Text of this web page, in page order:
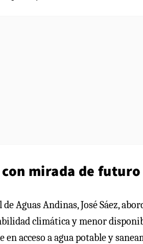
mirada de futuro
Aguas Andinas, José Sáez,
climática y menor
en acceso a agua potable y